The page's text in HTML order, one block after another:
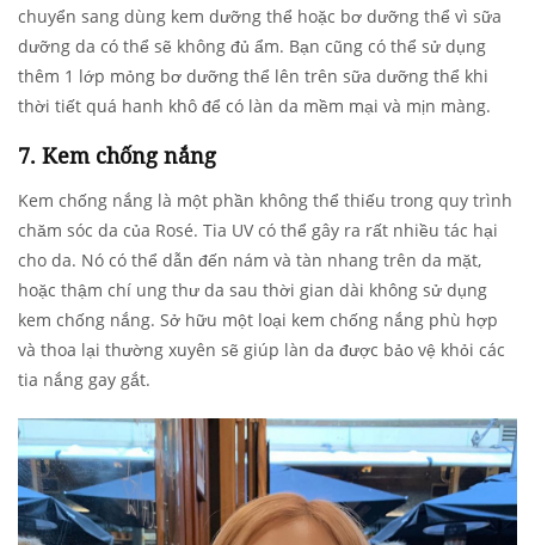
chuyển sang dùng kem dưỡng thể hoặc bơ dưỡng thể vì sữa
dưỡng da có thể sẽ không đủ ẩm. Bạn cũng có thể sử dụng
thêm 1 lớp mỏng bơ dưỡng thể lên trên sữa dưỡng thể khi
thời tiết quá hanh khô để có làn da mềm mại và mịn màng.
7. Kem chống nắng
Kem chống nắng là một phần không thể thiếu trong quy trình
chăm sóc da của Rosé. Tia UV có thể gây ra rất nhiều tác hại
cho da. Nó có thể dẫn đến nám và tàn nhang trên da mặt,
hoặc thậm chí ung thư da sau thời gian dài không sử dụng
kem chống nắng. Sở hữu một loại kem chống nắng phù hợp
và thoa lại thường xuyên sẽ giúp làn da được bảo vệ khỏi các
tia nắng gay gắt.